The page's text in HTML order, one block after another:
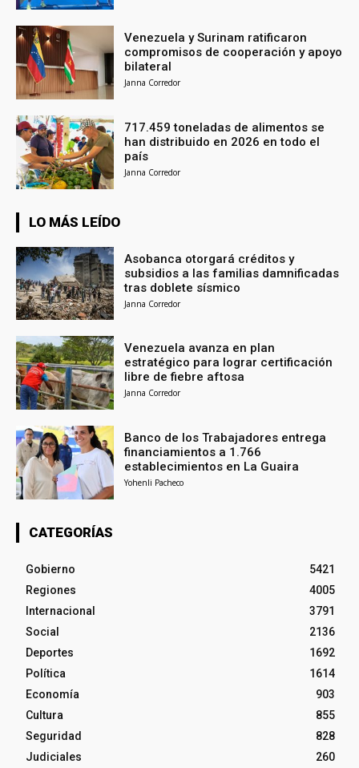
Venezuela y Surinam ratificaron
compromisos de cooperación y apoyo
bilateral
Janna Corredor
717.459 toneladas de alimentos se
han distribuido en 2026 en todo el
país
Janna Corredor
LO MÁS LEÍDO
Asobanca otorgará créditos y
subsidios a las familias damnificadas
tras doblete sísmico
Janna Corredor
Venezuela avanza en plan
estratégico para lograr certificación
libre de fiebre aftosa
Janna Corredor
Banco de los Trabajadores entrega
financiamientos a 1.766
establecimientos en La Guaira
Yohenli Pacheco
CATEGORÍAS
Gobierno
5421
Regiones
4005
Internacional
3791
Social
2136
Deportes
1692
Política
1614
Economía
903
Cultura
855
Seguridad
828
Judiciales
260